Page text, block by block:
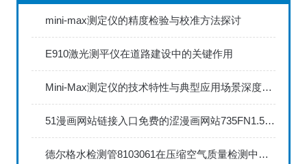
mini-max测定仪的精度检验与校准方法探讨
E910激光测平仪在道路建设中的关键作用
Mini-Max测定仪的技术特性与典型应用场景深度解读
51漫画网站链接入口免费的涩漫画网站735FN1.5正确的校准步骤
德尔格水检测管8103061在压缩空气质量检测中的应用